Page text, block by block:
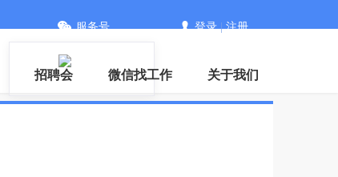
服务号 登录|注册
招聘会 微信找工作 关于我们